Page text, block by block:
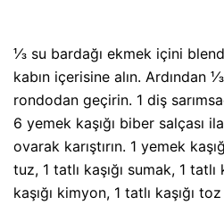
⅓ su bardağı ekmek içini
kabın içerisine alın. Ardından
rondodan geçirin. 1 diş
6 yemek kaşığı biber salçası
ovarak karıştırın. 1 yemek
tuz, 1 tatlı kaşığı sumak, 1 tatlı
kaşığı kimyon, 1 tatlı kaşığı